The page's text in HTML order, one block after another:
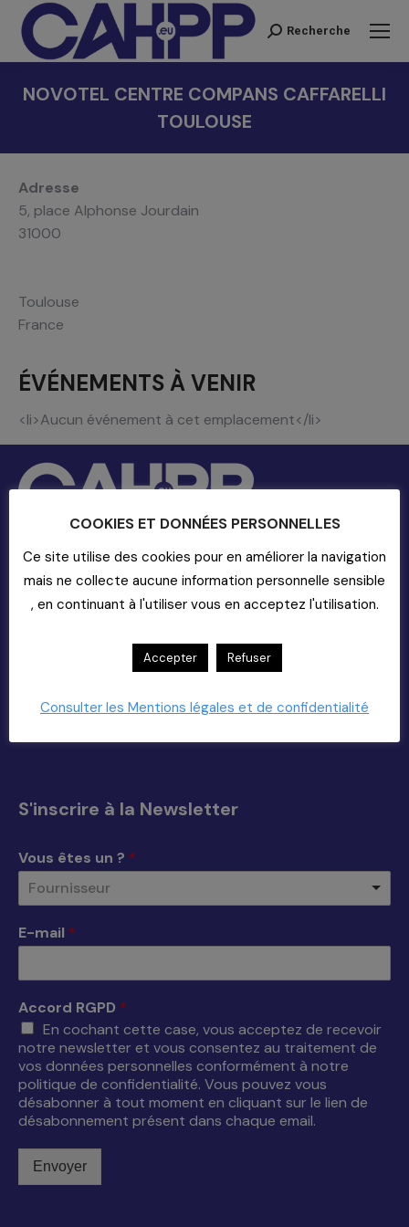
Recherche
Recherche
NOVOTEL CENTRE COMPANS CAFFARELLI
TOULOUSE
Adresse
5, place Alphonse Jourdain
31000
Toulouse
France
ÉVÉNEMENTS À VENIR
<li>Aucun événement à cet emplacement</li>
Contact
01-55-33-60-00
Nous Contacter (support)
Trouvez nous sur :
page
dans
nouvelle
fenêtre
page
dans
nouvelle
fenêtre
page
dans
nouvelle
fenêtre
page
dans
nouvelle
S'inscrire à la Newsletter
Vous êtes un ? *
Fournisseur
E-mail *
Accord RGPD *
En cochant cette case, vous acceptez de recevoir
notre newsletter et vous consentez au traitement de
vos données personnelles conformément à notre
politique de confidentialité. Vous pouvez vous
désabonner à tout moment en cliquant sur le lien de
désabonnement présent dans chaque email.
Envoyer
COOKIES ET DONNÉES PERSONNELLES
Ce site utilise des cookies pour en améliorer la navigation
mais ne collecte aucune information personnelle sensible
, en continuant à l'utiliser vous en acceptez l'utilisation.
Accepter Refuser
Consulter les Mentions légales et de confidentialité